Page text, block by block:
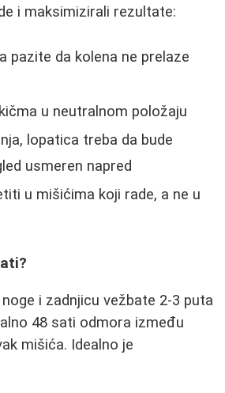
i maksimizirali rezultate:
pazite da kolena ne prelaze
u neutralnom položaju
lopatica treba da bude
usmeren napred
u mišićima koji rade, a ne u
i zadnjicu vežbate 2-3 puta
48 sati odmora između
mišića. Idealno je